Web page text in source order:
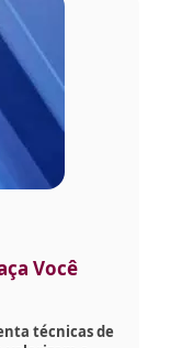
Você
técnicas de